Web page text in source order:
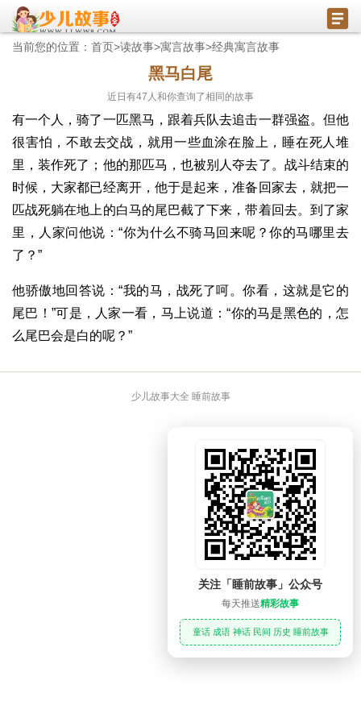
当前您的位置： 首页>读故事>寓言故事>经典寓言故事
黑马白尾
近日有47 人和你查询了相同的故事
有一个人，骑了一匹黑马，跟着兵队去追击一群强盗。但他
很害怕，不敢去交战，就用一些血涂在脸上，睡在死人堆
里，装作死了；他的那匹马，也被别人夺去了。战斗结束的
时候，大家都已经离开，他于是起来，准备回家去，就把一
匹战死躺在地上的白马的尾巴截了下来，带着回去。到了家
里，人家问他说：“你为什么不骑马回来呢？你的马哪里去
了？”
他骄傲地回答说：“我的马，战死了呵。你看，这就是它的
尾巴！”可是，人家一看，马上说道：“你的马是黑色的，怎
么尾巴会是白的呢？”
少儿故事大全 睡前故事
关注「睡前故事」公众号
每天推送精彩故事
童话 成语 神话 民间 历史 睡前故事